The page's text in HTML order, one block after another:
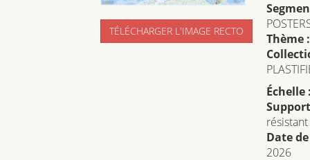
TÉLÉCHARGER L'IMAGE RECTO
Thème :
Échelle
résistant
Date
2026